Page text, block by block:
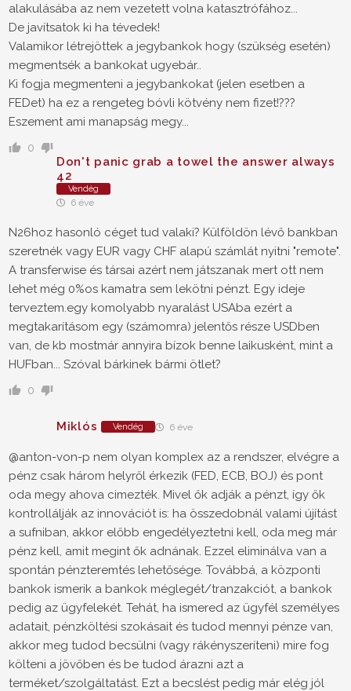
alakulásába az nem vezetett volna katasztrófához...
De javítsatok ki ha tévedek!
Valamikor létrejöttek a jegybankok hogy (szükség esetén)
megmentsék a bankokat ugyebár..
Ki fogja megmenteni a jegybankokat (jelen esetben a
FEDet) ha ez a rengeteg bóvli kötvény nem fizet!???
Eszement ami manapság megy...
0
Don't panic grab a towel the answer always
42
Vendég
6 éve
N26hoz hasonló céget tud valaki? Külföldön lévő bankban
szeretnék vagy EUR vagy CHF alapú számlát nyitni "remote".
A transferwise és társai azért nem játszanak mert ott nem
lehet még 0%os kamatra sem lekötni pénzt. Egy ideje
terveztem.egy komolyabb nyaralást USAba ezért a
megtakarításom egy (számomra) jelentős része USDben
van, de kb mostmár annyira bízok benne laikusként, mint a
HUFban... Szóval bárkinek bármi ötlet?
0
Miklós Vendég 6 éve
@anton-von-p nem olyan komplex az a rendszer, elvégre a
pénz csak három helyről érkezik (FED, ECB, BOJ) és pont
oda megy ahova cimezték. Mivel ők adják a pénzt, így ők
kontrollálják az innovációt is: ha összedobnál valami újítást
a sufniban, akkor előbb engedélyeztetni kell, oda meg már
pénz kell, amit megint ők adnának. Ezzel eliminálva van a
spontán pénzteremtés lehetősége. Továbbá, a központi
bankok ismerik a bankok méglegét/tranzakciót, a bankok
pedig az ügyfelekét. Tehát, ha ismered az ügyfél személyes
adatait, pénzköltési szokásait és tudod mennyi pénze van,
akkor meg tudod becsülni (vagy rákényszeríteni) mire fog
költeni a jövőben és be tudod árazni azt a
terméket/szolgáltatást. Ezt a becslést pedig már elég jól